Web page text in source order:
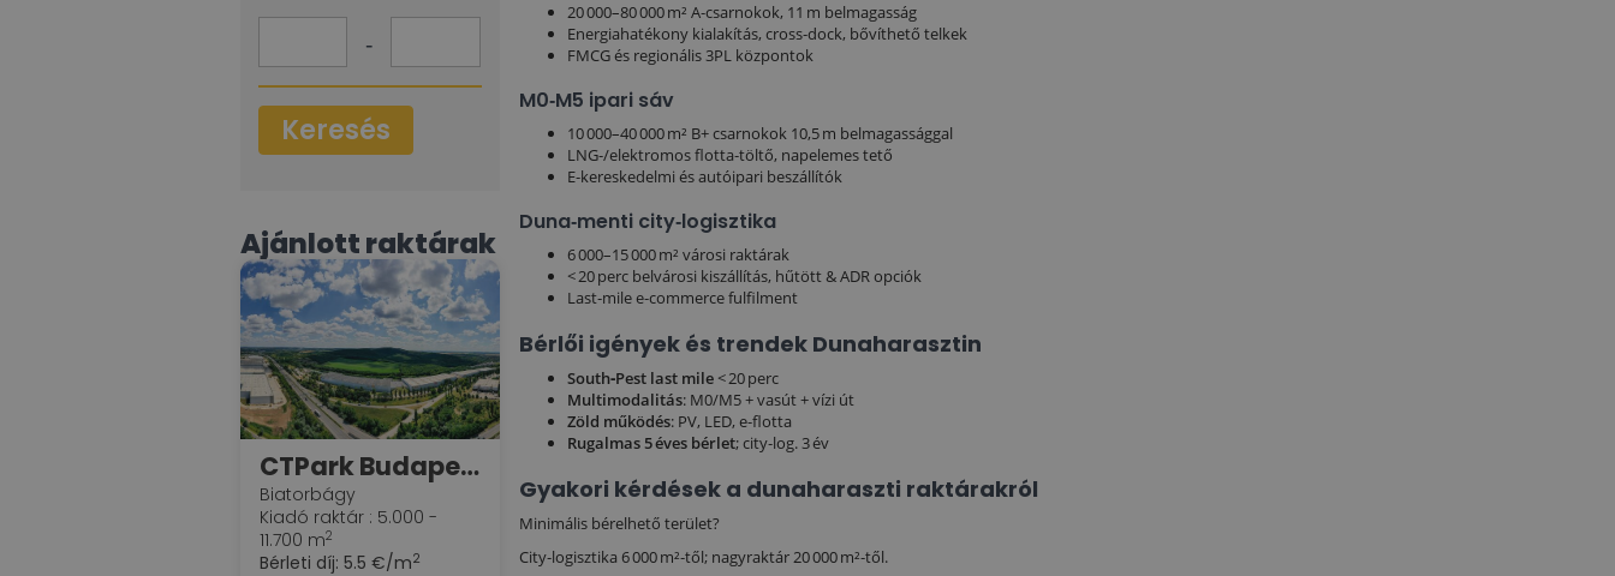
-
Keresés
Ajánlott raktárak
CTPark Budapest West - BDPW 10
Biatorbágy
Kiadó raktár : 5.000 -
11.700 m2
Bérleti díj: 5.5 €/m2
20 000–80 000 m² A‑csarnokok, 11 m belmagasság
Energiahatékony kialakítás, cross‑dock, bővíthető telkek
FMCG és regionális 3PL központok
M0‑M5 ipari sáv
10 000–40 000 m² B+ csarnokok 10,5 m belmagassággal
LNG‑/elektromos flotta‑töltő, napelemes tető
E‑kereskedelmi és autóipari beszállítók
Duna‑menti city‑logisztika
6 000–15 000 m² városi raktárak
< 20 perc belvárosi kiszállítás, hűtött & ADR opciók
Last‑mile e‑commerce fulfilment
Bérlői igények és trendek Dunaharasztin
South‑Pest last mile < 20 perc
Multimodalitás: M0/M5 + vasút + vízi út
Zöld működés: PV, LED, e‑flotta
Rugalmas 5 éves bérlet; city‑log. 3 év
Gyakori kérdések a dunaharaszti raktárakról
Minimális bérelhető terület?
City‑logisztika 6 000 m²‑től; nagyraktár 20 000 m²‑től.